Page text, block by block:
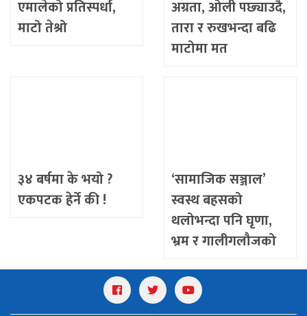
एमालेको प्रतिस्पर्धा,
माटो तेश्रो
अग्रता, ओली पछ्याउदै,
तारा र रुखभन्दा बढि
माटोमा मत
३४ बर्षमा के भयो ?
एकपटक हेर्ने की !
‘सामाजिक सञ्जाल’
स्वस्थ बहसको
थलोभन्दा पनि घृणा,
भ्रम र गालीगलौजको